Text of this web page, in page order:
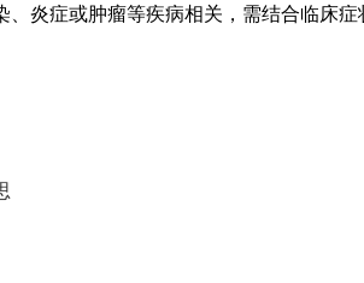
、炎症或肿瘤等疾病相关，需结合临床